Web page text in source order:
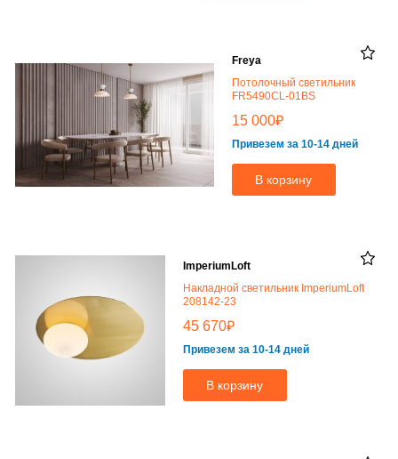
Freya
Потолочный светильник
FR5490CL-01BS
15 000₽
Привезем за 10-14 дней
В корзину
ImperiumLoft
Накладной светильник ImperiumLoft
208142-23
45 670₽
Привезем за 10-14 дней
В корзину